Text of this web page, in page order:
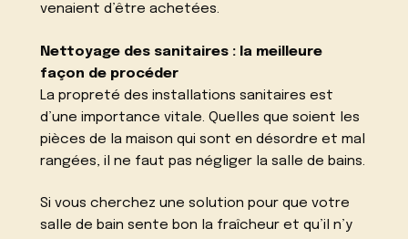
venaient d’être achetées.
Nettoyage des sanitaires : la meilleure
façon de procéder
La propreté des installations sanitaires est
d’une importance vitale. Quelles que soient les
pièces de la maison qui sont en désordre et mal
rangées, il ne faut pas négliger la salle de bains.
Si vous cherchez une solution pour que votre
salle de bain sente bon la fraîcheur et qu’il n’y